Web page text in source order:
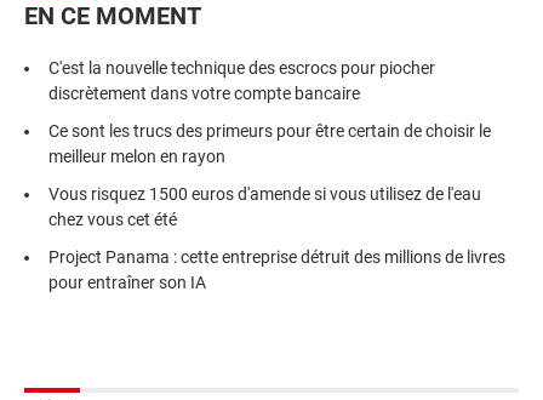
EN CE MOMENT
C'est la nouvelle technique des escrocs pour piocher
discrètement dans votre compte bancaire
Ce sont les trucs des primeurs pour être certain de choisir le
meilleur melon en rayon
Vous risquez 1500 euros d'amende si vous utilisez de l'eau
chez vous cet été
Project Panama : cette entreprise détruit des millions de livres
pour entraîner son IA